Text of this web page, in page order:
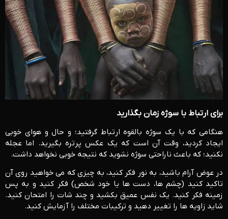
برای ارتباط با سوژه زمان بگذارید
هنگامی که با یک سوژه بالقوه ارتباط گرفتید؛ و حال و هوای خوبی
ایجاد کردید، وقت آن است که یک عکس پرتره بگیرید. اما عجله
نکنید؛ که باعث ناراحتی سوژه نشوید که نتیجه خوبی نخواهد داشت.
در عوض آرام باشید، به نور فکر کنید، به چیزی که می خواهید روی آن
تاکید کنید (چشم ها، دست ها یا خود شخص) فکر کنید و به پس
زمینه فکر کنید. یک نفس عمیق بکشید و چند شات را امتحان کنید.
شاید زاویه ها را تغییر دهید و ترکیبات مختلف را آزمایش کنید.